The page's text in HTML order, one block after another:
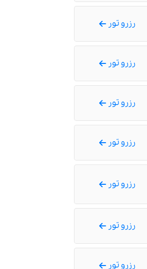
رزرو تور
رزرو تور
رزرو تور
رزرو تور
رزرو تور
رزرو تور
رزرو تور